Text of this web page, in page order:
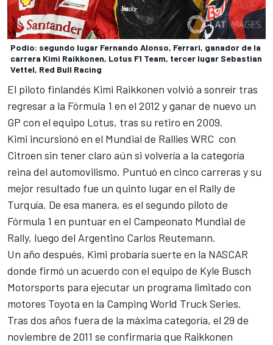
Podio: segundo lugar Fernando Alonso, Ferrari, ganador de la
carrera Kimi Raikkonen, Lotus F1 Team, tercer lugar Sebastian
Vettel, Red Bull Racing
El piloto finlandés Kimi Raikkonen volvió a sonreír tras
regresar a la Fórmula 1 en el 2012 y ganar de nuevo un
GP con el equipo Lotus, tras su retiro en 2009.
Kimi incursionó en el Mundial de Rallies WRC con
Citroen sin tener claro aún si volvería a la categoría
reina del automovilismo. Puntuó en cinco carreras y su
mejor resultado fue un quinto lugar en el Rally de
Turquía. De esa manera, es el segundo piloto de
Fórmula 1 en puntuar en el Campeonato Mundial de
Rally, luego del Argentino Carlos Reutemann.
Un año después, Kimi probaría suerte en la NASCAR
donde firmó un acuerdo con el equipo de Kyle Busch
Motorsports para ejecutar un programa limitado con
motores Toyota en la Camping World Truck Series.
Tras dos años fuera de la máxima categoría, el 29 de
noviembre de 2011 se confirmaría que Raikkonen